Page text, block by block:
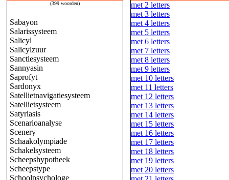
(399 woorden)
Sabayon
Salarissysteem
Salicyl
Salicylzuur
Sanctiesysteem
Sannyasin
Saprofyt
Sardonyx
Satellietnavigatiesysteem
Satellietsysteem
Satyriasis
Scenarioanalyse
Scenery
Schaakolympiade
Schakelsysteem
Scheepshypotheek
Scheepstype
Schoolpsychologe
met 2 letters
met 3 letters
met 4 letters
met 5 letters
met 6 letters
met 7 letters
met 8 letters
met 9 letters
met 10 letters
met 11 letters
met 12 letters
met 13 letters
met 14 letters
met 15 letters
met 16 letters
met 17 letters
met 18 letters
met 19 letters
met 20 letters